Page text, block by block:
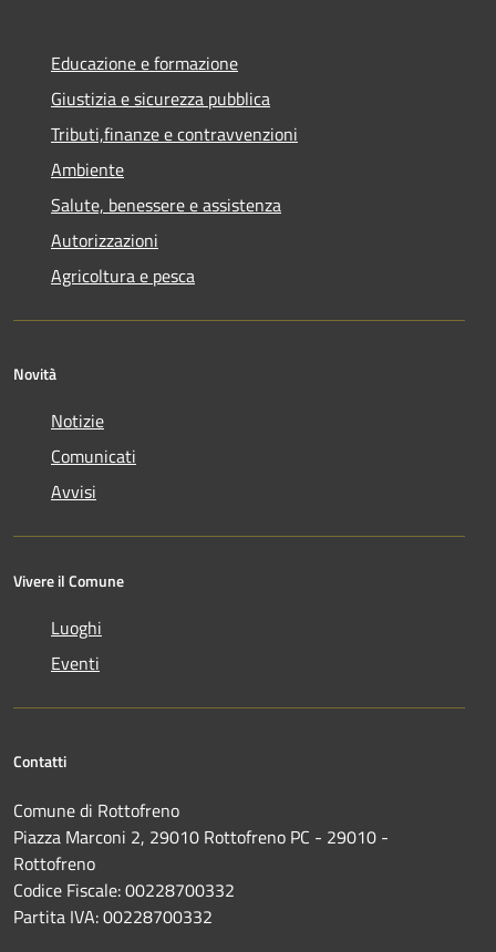
Educazione e formazione
Giustizia e sicurezza pubblica
Tributi,finanze e contravvenzioni
Ambiente
Salute, benessere e assistenza
Autorizzazioni
Agricoltura e pesca
Novità
Notizie
Comunicati
Avvisi
Vivere il Comune
Luoghi
Eventi
Contatti
Comune di Rottofreno
Piazza Marconi 2, 29010 Rottofreno PC - 29010 -
Rottofreno
Codice Fiscale: 00228700332
Partita IVA: 00228700332